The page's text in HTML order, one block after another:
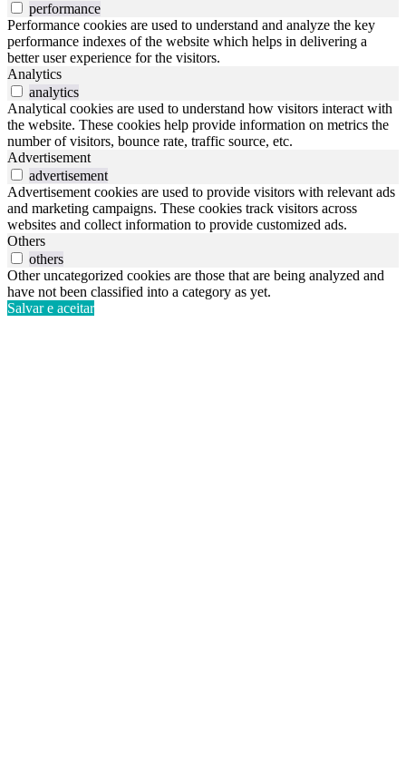
performance
Performance cookies are used to understand and analyze the key
performance indexes of the website which helps in delivering a
better user experience for the visitors.
Analytics
analytics
Analytical cookies are used to understand how visitors interact with
the website. These cookies help provide information on metrics the
number of visitors, bounce rate, traffic source, etc.
Advertisement
advertisement
Advertisement cookies are used to provide visitors with relevant ads
and marketing campaigns. These cookies track visitors across
websites and collect information to provide customized ads.
Others
others
Other uncategorized cookies are those that are being analyzed and
have not been classified into a category as yet.
Salvar e aceitar